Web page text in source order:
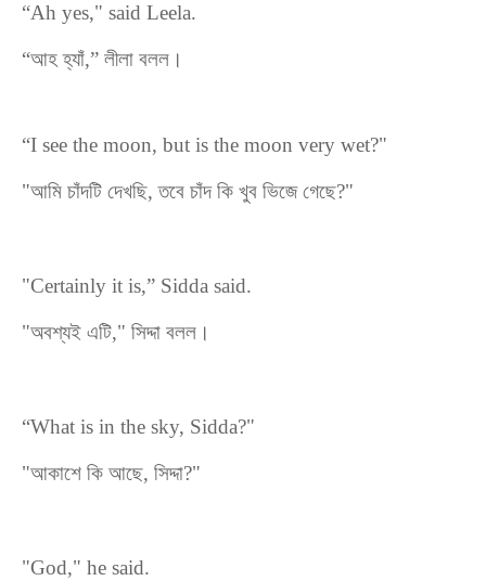
“Ah yes," said Leela.
“আহ হ্যাঁ,” লীলা বলল।
“I see the moon, but is the moon very wet?"
"আমি চাঁদটি দেখছি,তবে চাঁদ কি খুব ভিজে গেছে?"
"Certainly it is,” Sidda said.
"অবশ্যই এটি," সিদ্দা বলল।
“What is in the sky, Sidda?"
"আকাশে কি আছে, সিদ্দা?"
"God," he said.